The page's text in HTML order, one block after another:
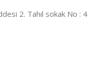
2. Tahıl sokak No : 4